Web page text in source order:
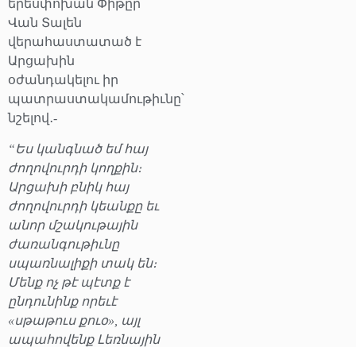
երեսփոխան Փիթըր
Վան Տալեն
վերահաստատած է
Արցախին
օժանդակելու իր
պատրաստակամութիւնը՝
նշելով․-
“Ես կանգնած եմ հայ
ժողովուրդի կողքին։
Արցախի բնիկ հայ
ժողովուրդի կեանքը եւ
անոր մշակութային
ժառանգութիւնը
սպառնալիքի տակ են։
Մենք ոչ թէ պէտք է
ընդունինք որեւէ
«սթաթուս քուօ», այլ
ապահովենք Լեռնային